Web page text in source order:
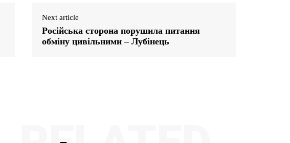
Next article
Російська сторона порушила питання
обміну цивільними – Лубінець